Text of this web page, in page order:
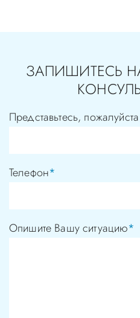
ЗАПИШИТЕСЬ
Представьтесь, пожалуйста
Телефон*
Опишите Вашу ситуацию*